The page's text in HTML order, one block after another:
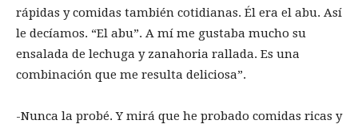
rápidas y comidas también cotidianas. Él era el abu. Así
le decíamos. “El abu”. A mí me gustaba mucho su
ensalada de lechuga y zanahoria rallada. Es una
combinación que me resulta deliciosa”.
-Nunca la probé. Y mirá que he probado comidas ricas y